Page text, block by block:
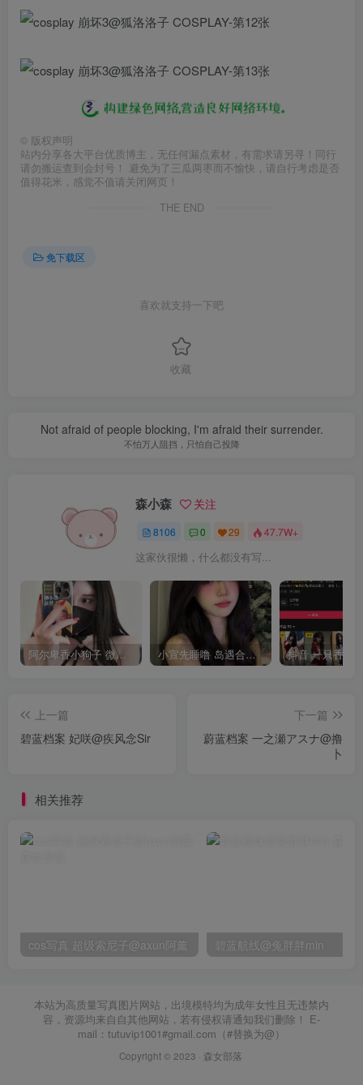
© 版权声明
站内分享各大平台优质博主，无任何漏点素材，有需求请另寻！同行
请勿搬运查到会封号！ 避免为了三瓜两枣而不愉快，请自行考虑是否
值得花米，感觉不值请关闭网页！
THE END
免下载区
喜欢就支持一下吧
收藏
Not afraid of people blocking, I'm afraid their surrender.
不怕万人阻挡，只怕自己投降
森小森 关注
8106 0 29 47.7W+
这家伙很懒，什么都没有写...
阿尔卑香小狗子 微密圈合集[40套][持续更新2023.12.14] 小宣先睡噜 岛遇合集[持续更新2025.08.27]
上一篇
碧蓝档案 妃咲@疾风念Sir
下一篇
蔚蓝档案 一之瀬アスナ@撸
卜
相关推荐
cos写真 超级索尼子@axun阿薰 碧蓝航线@兔胖胖min
本站为高质量写真图片网站，出境模特均为成年女性且无违禁内
容，资源均来自自其他网站，若有侵权请通知我们删除！ E-
mail：tutuvip1001#gmail.com（#替换为@）
Copyright © 2023 · 森女部落